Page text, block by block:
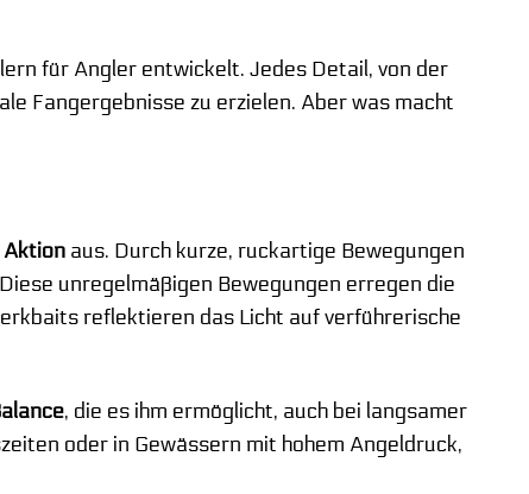
für Angler entwickelt. Jedes Detail, von der
Fangergebnisse zu erzielen. Aber was macht
Aktionaus. Durch kurze, ruckartige Bewegungen
unregelmäßigen Bewegungen erregen die
reflektieren das Licht auf verführerische
, die es ihm ermöglicht, auch bei langsamer
oder in Gewässern mit hohem Angeldruck,